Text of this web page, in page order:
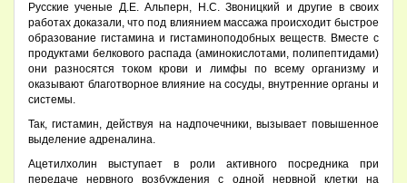
Русские ученые Д.Е. Альперн, Н.С. Звоницкий и другие в своих
работах доказали, что под влиянием массажа происходит быстрое
образование гистамина и гистаминоподобных веществ. Вместе с
продуктами белкового распада (аминокислотами, полипептидами)
они разносятся током крови и лимфы по всему организму и
оказывают благотворное влияние на сосуды, внутренние органы и
системы.
Так, гистамин, действуя на надпочечники, вызывает повышенное
выделение адреналина.
Ацетилхолин выступает в роли активного посредника при
передаче нервного возбуждения с одной нервной клетки на